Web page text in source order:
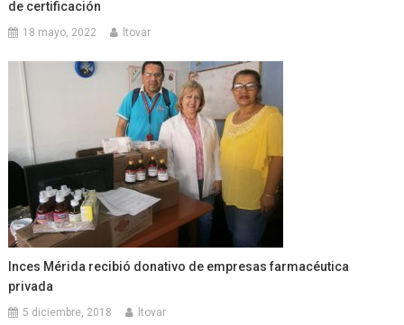
de certificación
18 mayo, 2022 ltovar
Inces Mérida recibió donativo de empresas farmacéutica
privada
5 diciembre, 2018 ltovar